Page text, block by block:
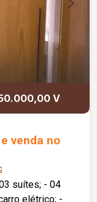
V
venda no
- 04
elétrico; -